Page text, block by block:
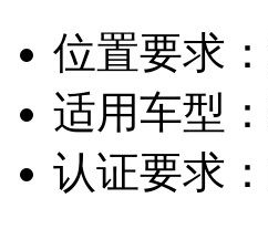
位置要求：
适用车型：
认证要求：